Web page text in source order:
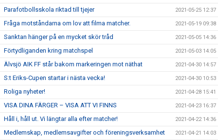
Parafotbollsskola riktad till tjejer 2021-05-25 12:37
Fråga motståndarna om lov att filma matcher. 2021-05-19 09:38
Sanktan hänger på en mycket skör tråd 2021-05-05 14:36
Förtydliganden kring matchspel 2021-05-03 14:05
Älvsjö AIK FF står bakom markeringen mot näthat 2021-04-30 14:57
S:t Eriks-Cupen startar i nästa vecka! 2021-04-30 10:53
Roliga nyheter! 2021-04-28 15:41
VISA DINA FÄRGER – VISA ATT VI FINNS 2021-04-23 16:37
Håll i, håll ut. Vi längtar alla efter matcher! 2021-04-22 14:36
Medlemskap, medlemsavgifter och föreningsverksamhet 2021-04-21 14:03